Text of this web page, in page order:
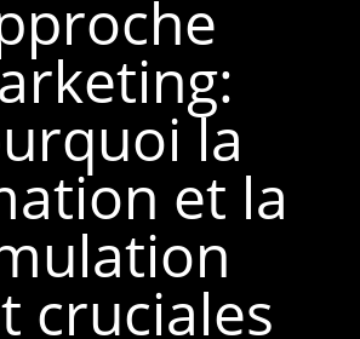
la
et la
cruciales